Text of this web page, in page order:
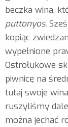
beczka wina,
puttonyos.
kopiąc
wypełnione
Ostrołukowe
piwnicę na
tutaj swoje
ruszyliśmy
można jechać